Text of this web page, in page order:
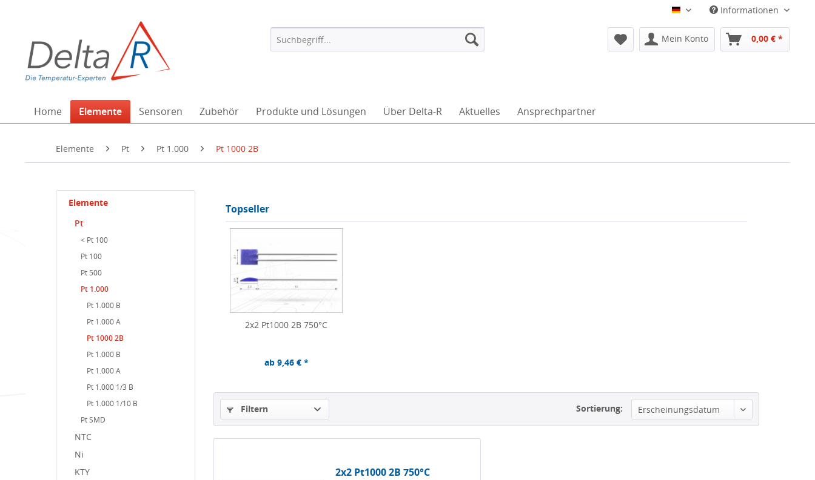
Deutsch Informationen
Mein Konto 0,00 € *
Home Elemente Sensoren Zubehör Produkte und Lösungen Über Delta-R Aktuelles Ansprechpartner
Elemente Pt Pt 1.000 Pt 1000 2B
Elemente
Pt
< Pt 100
Pt 100
Pt 500
Pt 1.000
Pt 1.000 B
Pt 1.000 A
Pt 1000 2B
Pt 1.000 B
Pt 1.000 A
Pt 1.000 1/3 B
Pt 1.000 1/10 B
Pt SMD
NTC
Ni
KTY
Topseller
2x2 Pt1000 2B 750°C
ab 9,46 € *
Filtern Sortierung: Erscheinungsdatum
2x2 Pt1000 2B 750°C